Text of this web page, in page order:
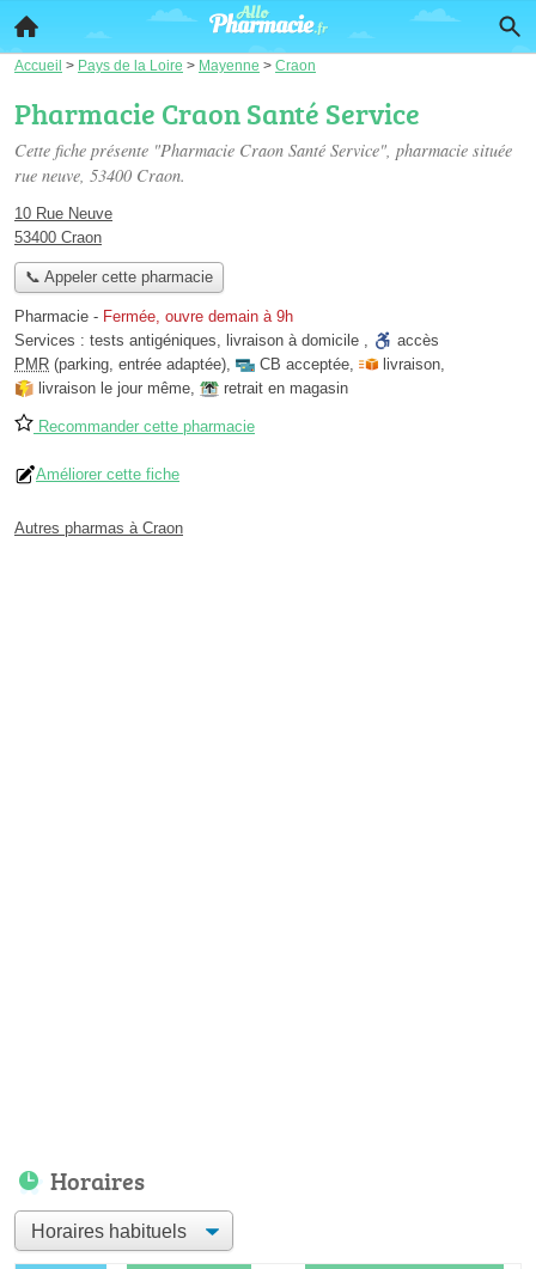
Accueil > Pays de la Loire > Mayenne > Craon
Pharmacie Craon Santé Service
Cette fiche présente "Pharmacie Craon Santé Service", pharmacie située
rue neuve, 53400 Craon.
10 Rue Neuve
53400 Craon
📞 Appeler cette pharmacie
Pharmacie - Fermée, ouvre demain à 9h
Services : tests antigéniques, livraison à domicile ,
accès
PMR (parking, entrée adaptée), CB acceptée, livraison,
livraison le jour même, retrait en magasin
Recommander cette pharmacie
Améliorer cette fiche
Autres pharmas à Craon
Horaires